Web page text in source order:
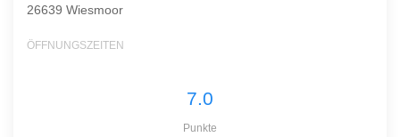
26639 Wiesmoor
ÖFFNUNGSZEITEN
7.0
Punkte